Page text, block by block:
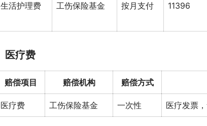
生活护理费 工伤保险基金 按月支付 11396
医疗费
赔偿项目 赔偿机构 赔偿方式
医疗费 工伤保险基金 一次性 医疗发票